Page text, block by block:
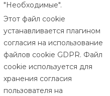
"Необходимые".
Этот файл cookie
устанавливается плагином
согласия на использование
файлов cookie GDPR. Файл
cookie используется для
хранения согласия
пользователя на